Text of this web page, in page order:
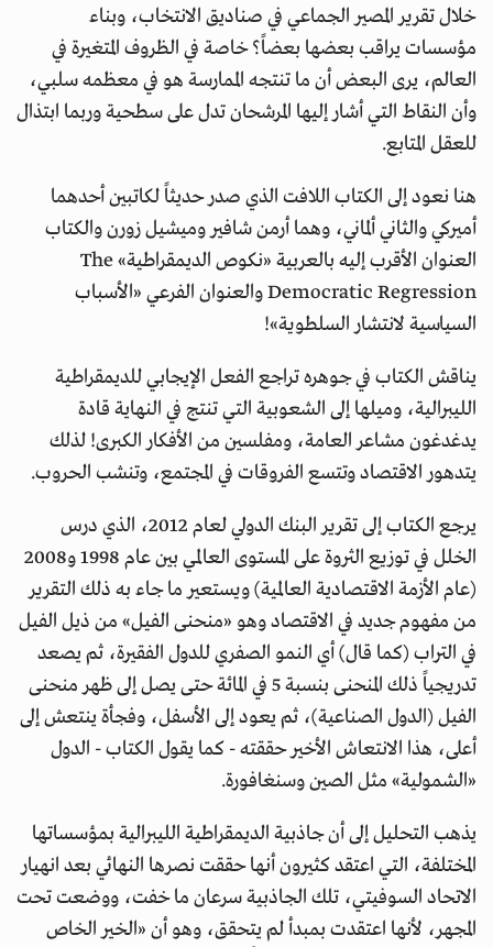
خلال تقرير المصير الجماعي في صناديق الانتخاب، وبناء
مؤسسات يراقب بعضها بعضاً؟ خاصة في الظروف المتغيرة في
العالم، يرى البعض أن ما تنتجه الممارسة هو في معظمه سلبي،
وأن النقاط التي أشار إليها المرشحان تدل على سطحية وربما ابتذال
للعقل المتابع.
هنا نعود إلى الكتاب اللافت الذي صدر حديثاً لكاتبين أحدهما
أميركي والثاني ألماني، وهما أرمن شافير وميشيل زورن والكتاب
العنوان الأقرب إليه بالعربية «نكوص الديمقراطية» The
Democratic Regression والعنوان الفرعي «الأسباب
السياسية لانتشار السلطوية»!
يناقش الكتاب في جوهره تراجع الفعل الإيجابي للديمقراطية
الليبرالية، وميلها إلى الشعوبية التي تنتج في النهاية قادة
يدغدغون مشاعر العامة، ومفلسين من الأفكار الكبرى! لذلك
يتدهور الاقتصاد وتتسع الفروقات في المجتمع، وتنشب الحروب.
يرجع الكتاب إلى تقرير البنك الدولي لعام 2012، الذي درس
الخلل في توزيع الثروة على المستوى العالمي بين عام 1998 و2008
(عام الأزمة الاقتصادية العالمية) ويستعير ما جاء به ذلك التقرير
من مفهوم جديد في الاقتصاد وهو «منحنى الفيل» من ذيل الفيل
في التراب (كما قال) أي النمو الصفري للدول الفقيرة، ثم يصعد
تدريجياً ذلك المنحنى بنسبة 5 في المائة حتى يصل إلى ظهر منحنى
الفيل (الدول الصناعية)، ثم يعود إلى الأسفل، وفجأة ينتعش إلى
أعلى، هذا الانتعاش الأخير حققته - كما يقول الكتاب - الدول
«الشمولية» مثل الصين وسنغافورة.
يذهب التحليل إلى أن جاذبية الديمقراطية الليبرالية بمؤسساتها
المختلفة، التي اعتقد كثيرون أنها حققت نصرها النهائي بعد انهيار
الاتحاد السوفيتي، تلك الجاذبية سرعان ما خفت، ووضعت تحت
المجهر، لأنها اعتقدت بمبدأ لم يتحقق، وهو أن «الخير الخاص